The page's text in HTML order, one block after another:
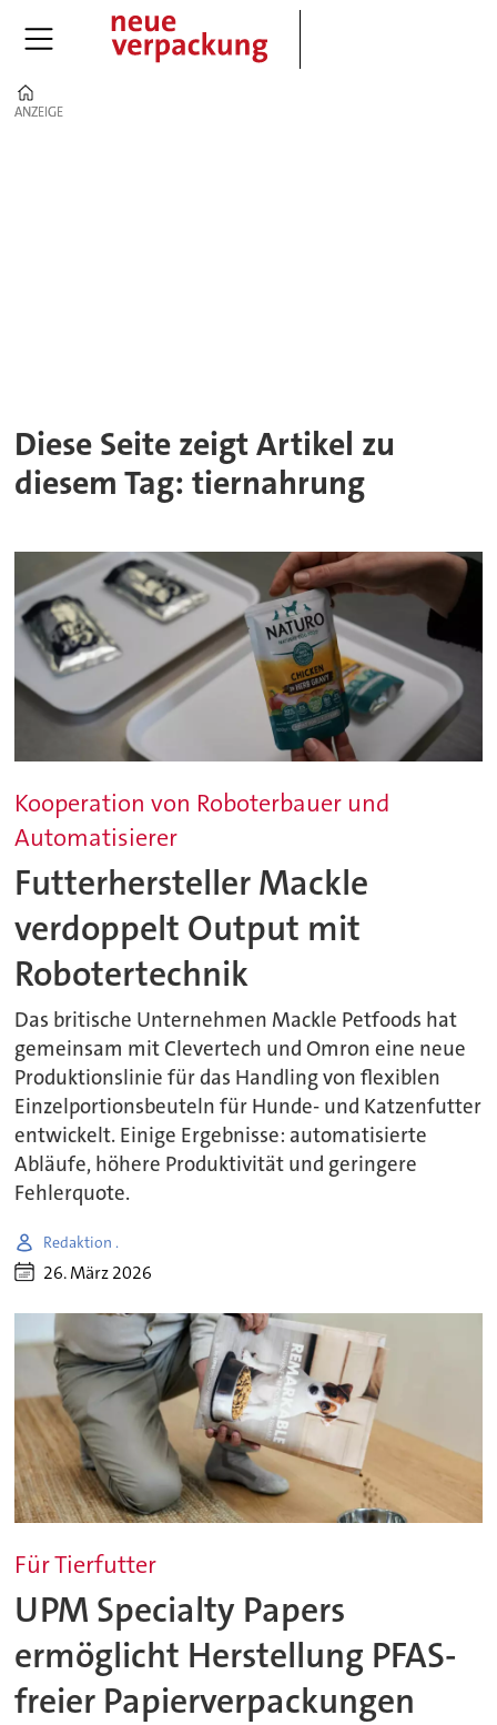
ANZEIGE
ANZEIGE
Diese Seite zeigt Artikel zu
diesem Tag: tiernahrung
Kooperation von Roboterbauer und
Automatisierer
Futterhersteller Mackle
verdoppelt Output mit
Robotertechnik
Das britische Unternehmen Mackle Petfoods hat
gemeinsam mit Clevertech und Omron eine neue
Produktionslinie für das Handling von flexiblen
Einzelportionsbeuteln für Hunde- und Katzenfutter
entwickelt. Einige Ergebnisse: automatisierte
Abläufe, höhere Produktivität und geringere
Fehlerquote.
Redaktion .
26. März 2026
Für Tierfutter
UPM Specialty Papers
ermöglicht Herstellung PFAS-
freier Papierverpackungen